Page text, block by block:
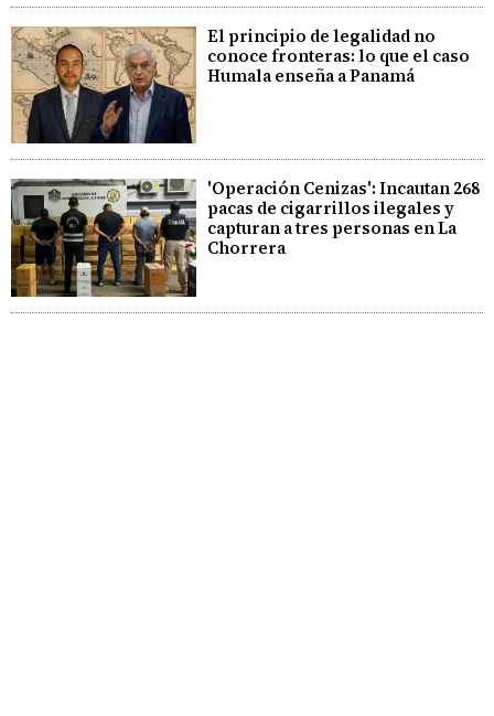
El principio de legalidad no
conoce fronteras: lo que el caso
Humala enseña a Panamá
'Operación Cenizas': Incautan 268
pacas de cigarrillos ilegales y
capturan a tres personas en La
Chorrera